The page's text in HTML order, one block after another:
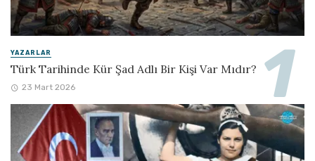
YAZARLAR
Türk Tarihinde Kür Şad Adlı Bir Kişi Var Mıdır?
23 Mart 2026